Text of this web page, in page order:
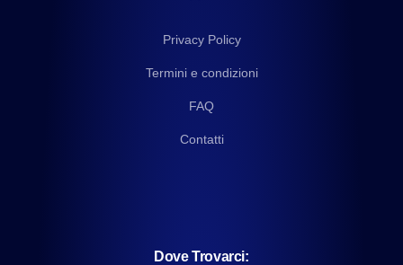
Privacy Policy
Termini e condizioni
FAQ
Contatti
Dove Trovarci: